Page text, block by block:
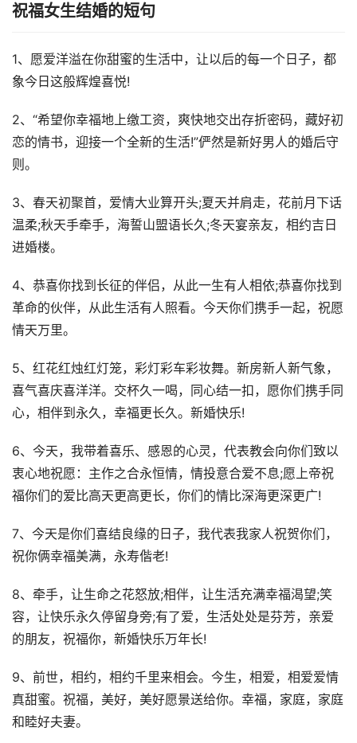
祝福女生结婚的短句
1、愿爱洋溢在你甜蜜的生活中，让以后的每一个日子，都
象今日这般辉煌喜悦!
2、“希望你幸福地上缴工资，爽快地交出存折密码，藏好初
恋的情书，迎接一个全新的生活!”俨然是新好男人的婚后守
则。
3、春天初聚首，爱情大业算开头;夏天并肩走，花前月下话
温柔;秋天手牵手，海誓山盟语长久;冬天宴亲友，相约吉日
进婚楼。
4、恭喜你找到长征的伴侣，从此一生有人相依;恭喜你找到
革命的伙伴，从此生活有人照看。今天你们携手一起，祝愿
情天万里。
5、红花红烛红灯笼，彩灯彩车彩妆舞。新房新人新气象，
喜气喜庆喜洋洋。交杯久一喝，同心结一扣，愿你们携手同
心，相伴到永久，幸福更长久。新婚快乐!
6、今天，我带着喜乐、感恩的心灵，代表教会向你们致以
衷心地祝愿：主作之合永恒情，情投意合爱不息;愿上帝祝
福你们的爱比高天更高更长，你们的情比深海更深更广!
7、今天是你们喜结良缘的日子，我代表我家人祝贺你们，
祝你俩幸福美满，永寿偕老!
8、牵手，让生命之花怒放;相伴，让生活充满幸福渴望;笑
容，让快乐永久停留身旁;有了爱，生活处处是芬芳，亲爱
的朋友，祝福你，新婚快乐万年长!
9、前世，相约，相约千里来相会。今生，相爱，相爱爱情
真甜蜜。祝福，美好，美好愿景送给你。幸福，家庭，家庭
和睦好夫妻。